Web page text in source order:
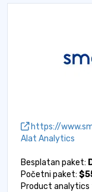
https://
Alat Analytics
Besplatan paket:
Početni paket:
Product analytics